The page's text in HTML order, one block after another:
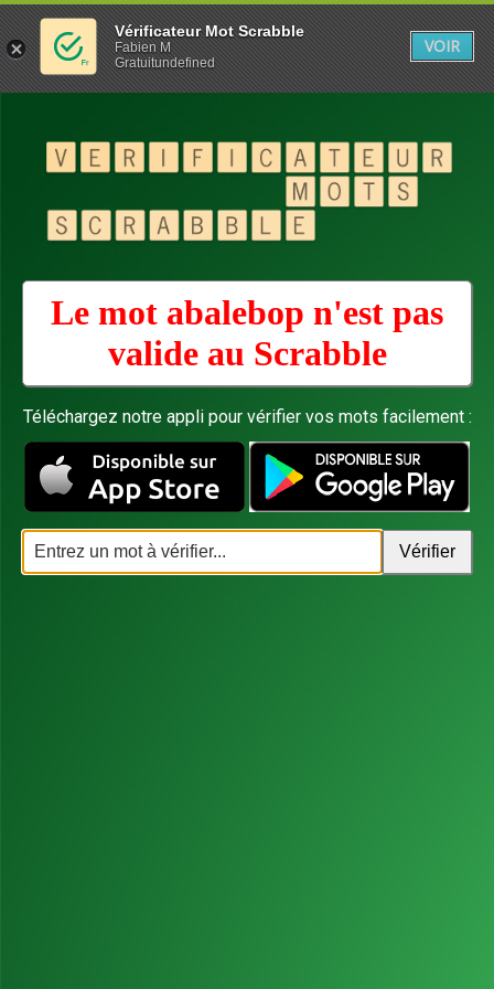
Le mot abalebop n'est pas
valide au Scrabble
Téléchargez notre appli pour vérifier vos mots facilement :
Vérificateur Mot Scrabble
Fabien M
Gratuitundefined
VOIR